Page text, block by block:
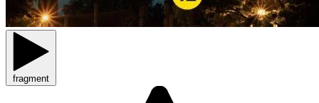
fragment